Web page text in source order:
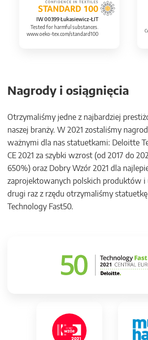
IW 00399 Łukasiewicz-ŁIT
Tested for harmful substances.
www.oeko-tex.com/standard100
Nagrody i osiągnięcia
Otrzymaliśmy jedne z najbardziej
naszej branży. W 2021 zostaliśmy
ważnymi dla nas statuetkami: Deloitte
CE 2021 za szybki wzrost (od 2017 do
650%) oraz Dobry Wzór 2021 dla
zaprojektowanych polskich produktów i
drugi raz z rzędu otrzymaliśmy
Technology Fast50.